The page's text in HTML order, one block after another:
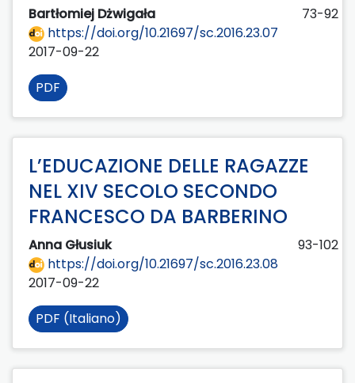
Bartłomiej Dżwigała
73-92
https://doi.org/10.21697/sc.2016.23.07
2017-09-22
PDF
L’EDUCAZIONE DELLE RAGAZZE
NEL XIV SECOLO SECONDO
FRANCESCO DA BARBERINO
Anna Głusiuk
93-102
https://doi.org/10.21697/sc.2016.23.08
2017-09-22
PDF (Italiano)